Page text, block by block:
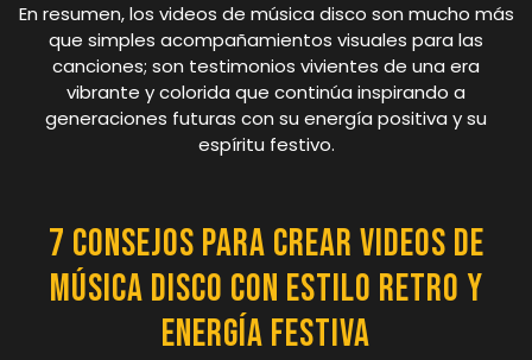
En resumen, los videos de música disco son mucho más
que simples acompañamientos visuales para las
canciones; son testimonios vivientes de una era
vibrante y colorida que continúa inspirando a
generaciones futuras con su energía positiva y su
espíritu festivo.
7 Consejos para Crear Videos de
Música Disco con Estilo Retro y
Energía Festiva